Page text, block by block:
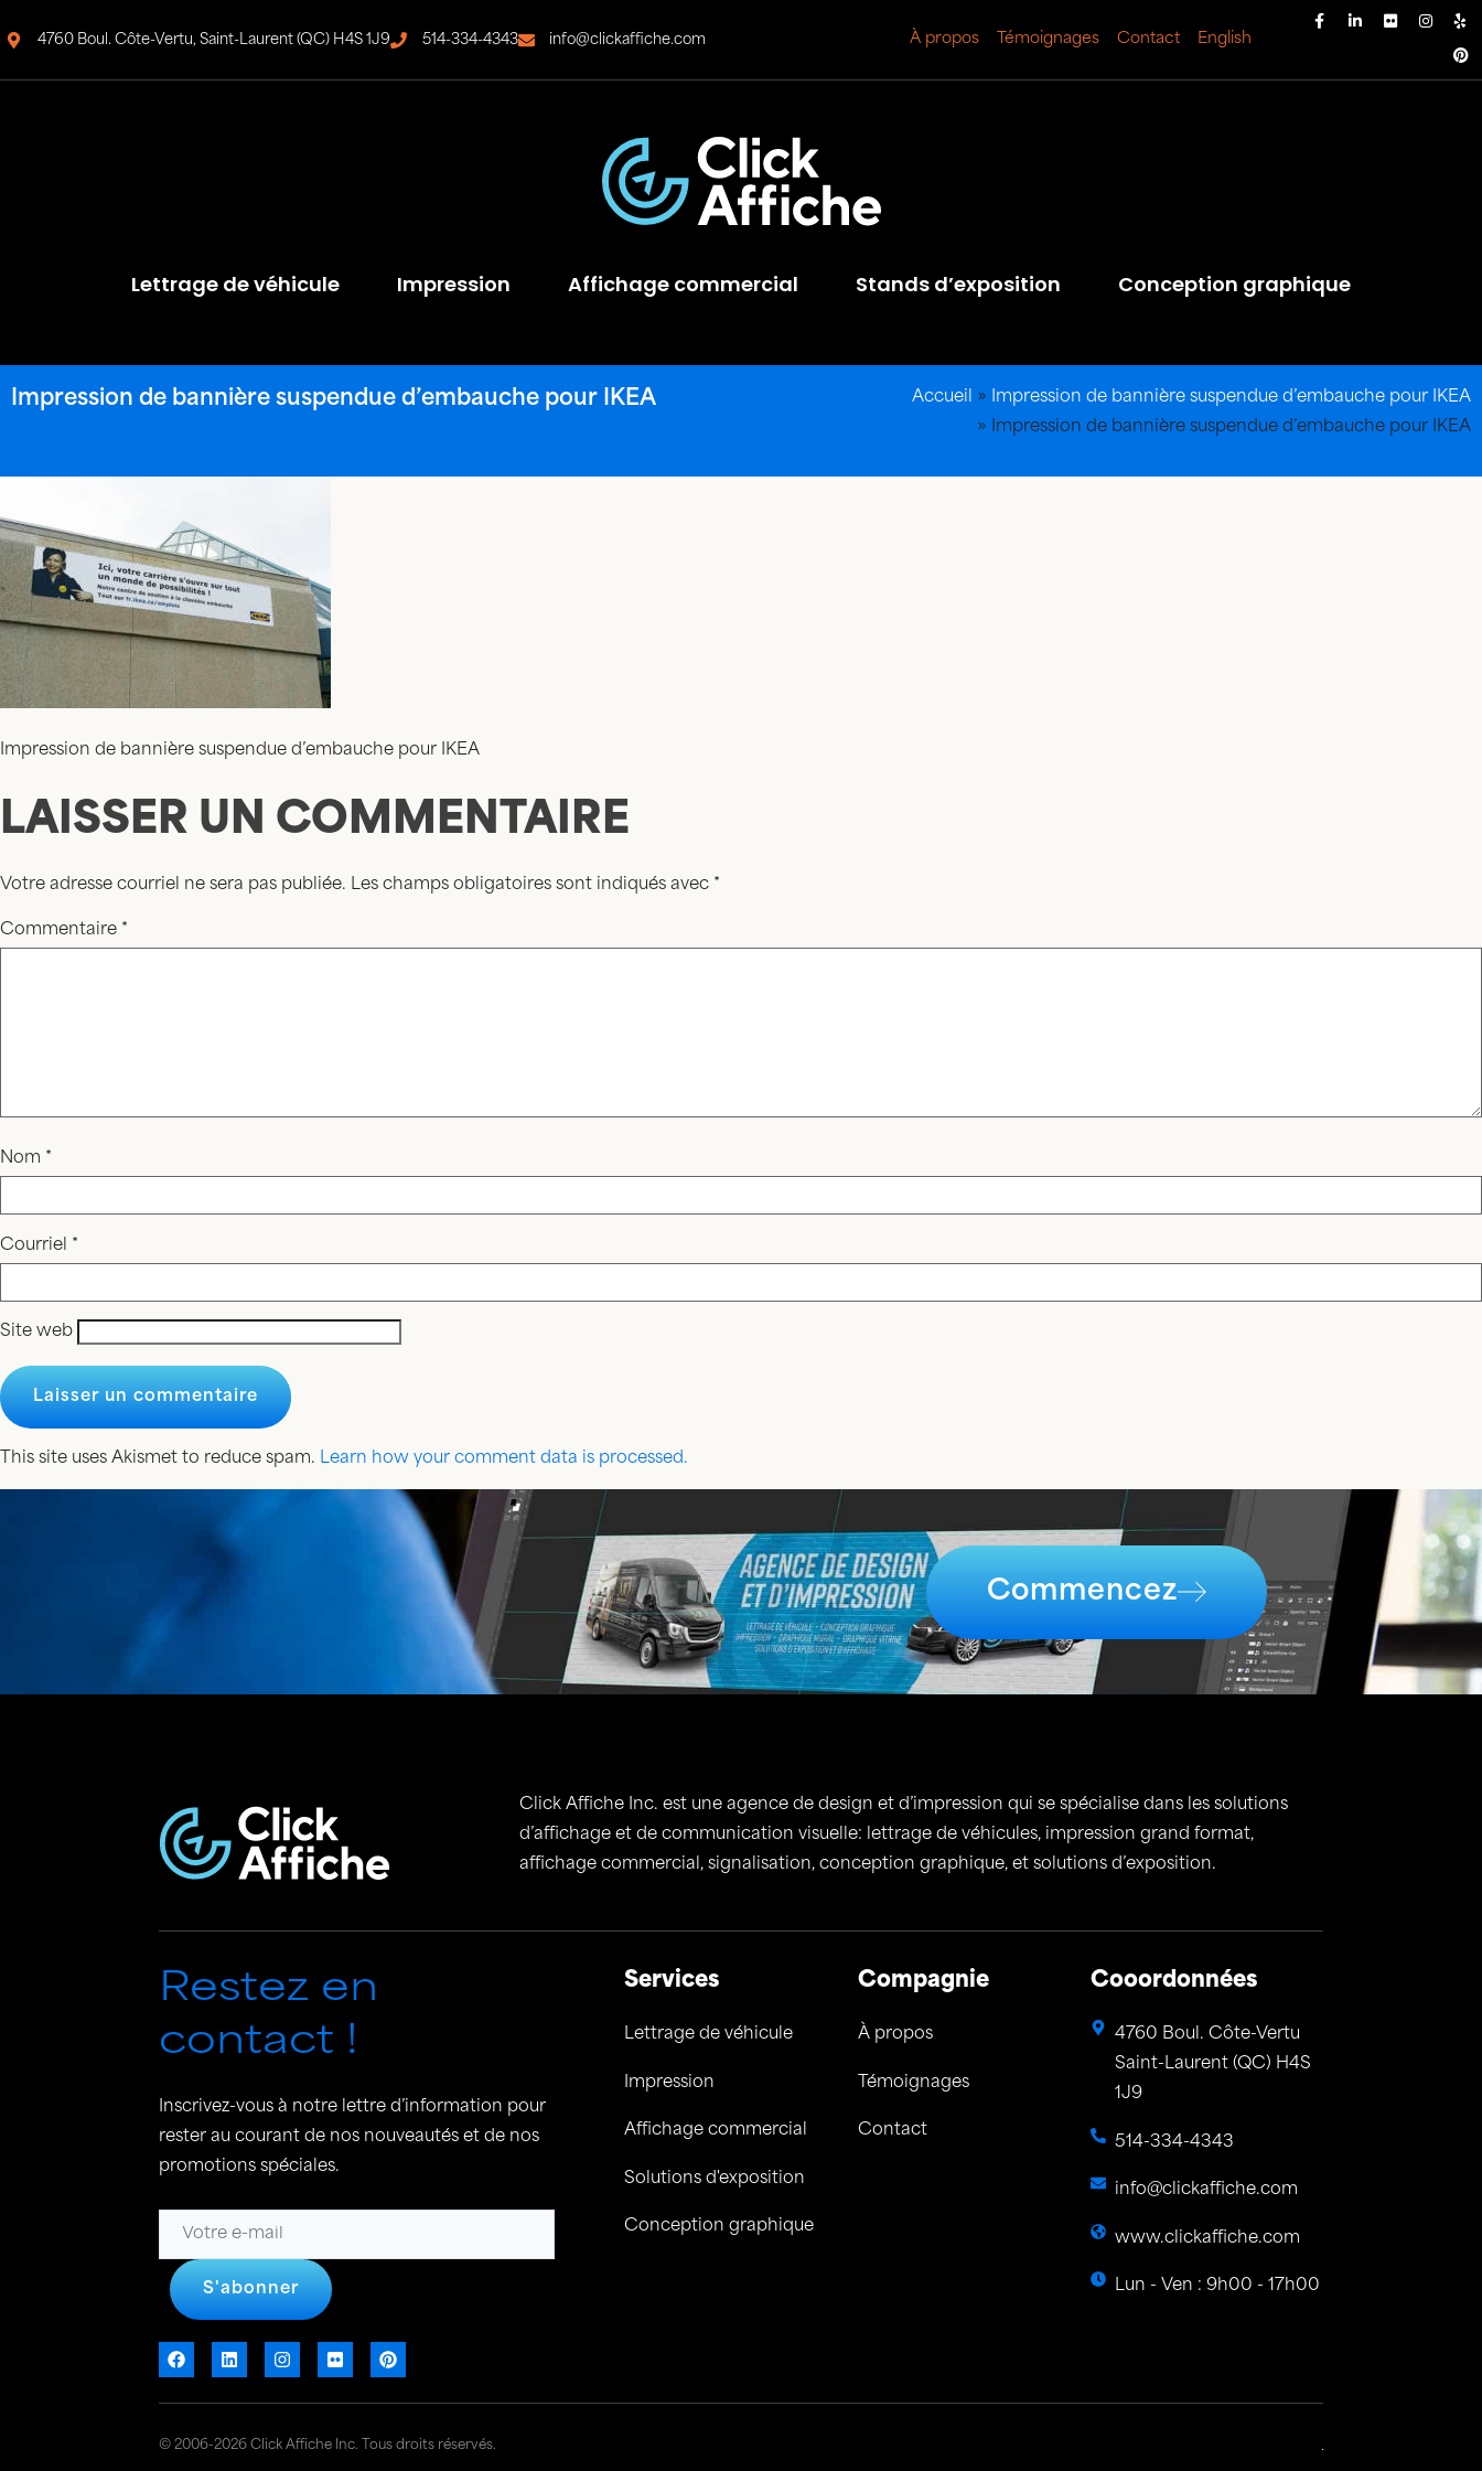
4760 Boul. Côte-Vertu, Saint-Laurent (QC) H4S 1J9 514-334-4343 info@clickaffiche.com À propos Témoignages Contact English
Lettrage de véhicule Impression Affichage commercial Stands d’exposition Conception graphique
Impression de bannière suspendue d’embauche pour IKEA Accueil » Impression de bannière suspendue d’embauche pour IKEA
» Impression de bannière suspendue d’embauche pour IKEA
Impression de bannière suspendue d’embauche pour IKEA
LAISSER UN COMMENTAIRE
Votre adresse courriel ne sera pas publiée. Les champs obligatoires sont indiqués avec *
Commentaire *
Nom *
Courriel *
Site web
This site uses Akismet to reduce spam. Learn how your comment data is processed.
Commencez
Click Affiche Inc. est une agence de design et d’impression qui se spécialise dans les solutions
d’affichage et de communication visuelle: lettrage de véhicules, impression grand format,
affichage commercial, signalisation, conception graphique, et solutions d’exposition.
Restez en
contact !
Inscrivez-vous à notre lettre d’information pour
rester au courant de nos nouveautés et de nos
promotions spéciales.
S'abonner
Services
Lettrage de véhicule
Impression
Affichage commercial
Solutions d'exposition
Conception graphique
Compagnie
À propos
Témoignages
Contact
Cooordonnées
4760 Boul. Côte-Vertu
Saint-Laurent (QC) H4S
1J9
514-334-4343
info@clickaffiche.com
www.clickaffiche.com
Lun - Ven : 9h00 - 17h00
© 2006-2026 Click Affiche Inc. Tous droits réservés.